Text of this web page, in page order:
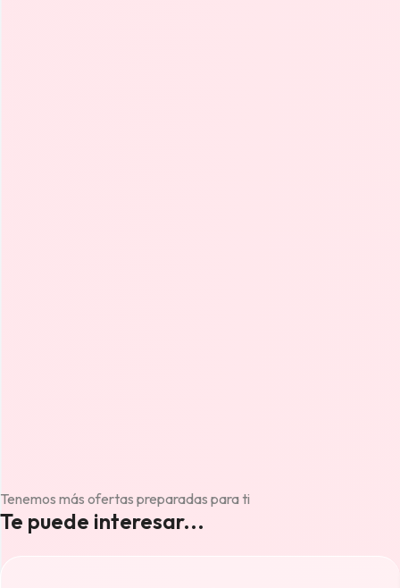
Tenemos más ofertas preparadas para ti
Te puede interesar...